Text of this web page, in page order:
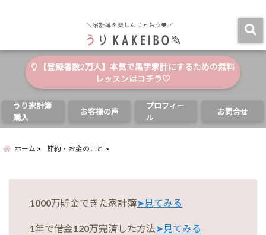
【登録者数2万人】本気で黒字家計にするための無料
レッスンはコチラ♡
うり家計簿
購入
お客様の声
プロフィー
ル
お問合せ
ホーム 節約・お金のこと
1000万貯金できた家計簿➤見てみる
1年で借金120万完済した方法➤見てみる